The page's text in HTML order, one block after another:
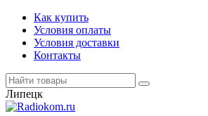
Как купить
Условия оплаты
Условия доставки
Контакты
Липецк